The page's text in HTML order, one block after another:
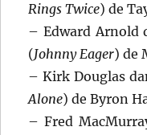
Rings Twice) de
– Edward Arnold
(Johnny Eager) de
– Kirk Douglas
Alone) de Byron
– Fred